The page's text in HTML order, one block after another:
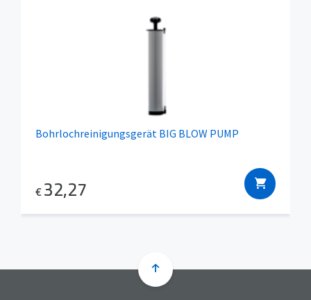
Bohrlochreinigungsgerät BIG BLOW PUMP
€ 32,27